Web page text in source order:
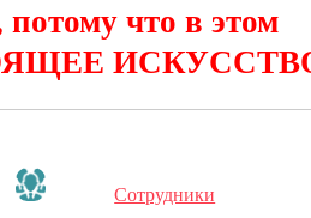
что в этом
Сотрудники